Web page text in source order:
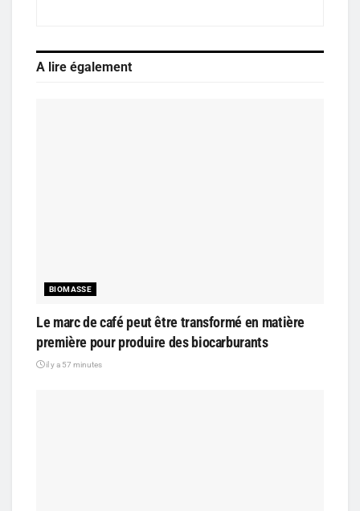
A lire également
BIOMASSE
Le marc de café peut être transformé en matière
première pour produire des biocarburants
il y a 57 minutes